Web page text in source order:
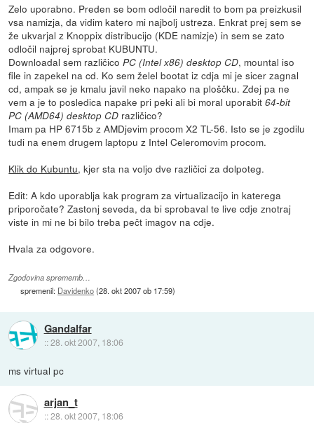
Zelo uporabno. Preden se bom odločil naredit to bom pa preizkusil
vsa namizja, da vidim katero mi najbolj ustreza. Enkrat prej sem se
že ukvarjal z Knoppix distribucijo (KDE namizje) in sem se zato
odločil najprej sprobat KUBUNTU.
Downloadal sem različicoPC (Intel x86) desktop CD, mountal iso
file in zapekel na cd. Ko sem želel bootat iz cdja mi je sicer zagnal
cd, ampak se je kmalu javil neko napako na ploščku. Zdej pa ne
vem a je to posledica napake pri peki ali bi moral uporabit64-bit
PC (AMD64) desktop CD različico?
Imam pa HP 6715b z AMDjevim procom X2 TL-56. Isto se je zgodilu
tudi na enem drugem laptopu z Intel Celeromovim procom.
Klik do Kubuntu, kjer sta na voljo dve različici za dolpoteg.
Edit: A kdo uporablja kak program za virtualizacijo in katerega
priporočate? Zastonj seveda, da bi sprobaval te live cdje znotraj
viste in mi ne bi bilo treba pečt imagov na cdje.
Hvala za odgovore.
Zgodovina sprememb…
spremenil: Davidenko(28. okt 2007 ob 17:59)
Gandalfar
::28. okt 2007, 18:06
ms virtual pc
arjan_t
::28. okt 2007, 18:06